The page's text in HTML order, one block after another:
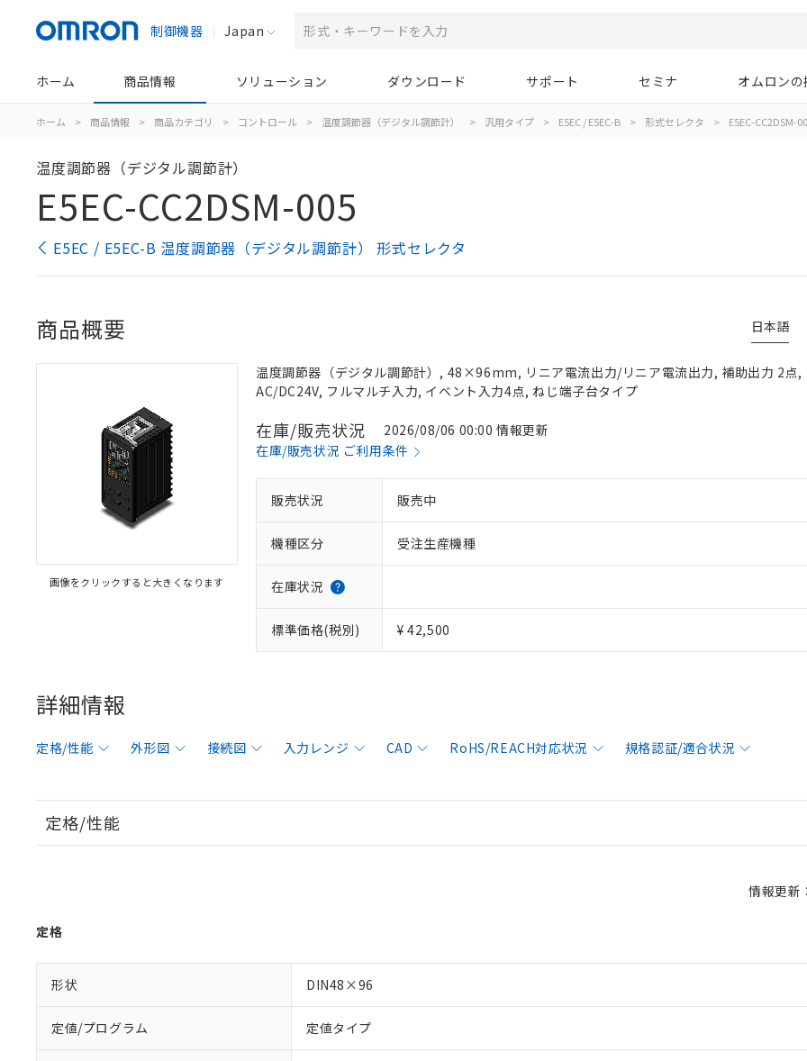
制御機器 Japan
ホーム 商品情報 ソリューション ダウンロード サポート セミナ オムロン
ホーム > 商品情報 > 商品カテゴリ > コントロール > 温度調節器（デジタル調節計） > 汎用タイプ > E5EC / E5EC-B > 形式セレクタ > E5EC-CC2DSM-
温度調節器（デジタル調節計）
E5EC-CC2DSM-005
E5EC / E5EC-B 温度調節器（デジタル調節計） 形式セレクタ
日本語
商品概要
画像をクリックすると大きくなります
温度調節器（デジタル調節計）, 48×96mm, リニア電流出力/リニア電流出力, 補助出力 2点,
AC/DC24V, フルマルチ入力, イベント入力4点, ねじ端子台タイプ
在庫/販売状況
2026/08/06 00:00 情報更新
在庫/販売状況 ご利用条件
販売状況 販売中
機種区分 受注生産機種
在庫状況
標準価格(税別) ¥ 42,500
詳細情報
定格/性能 外形図 接続図 入力レンジ CAD RoHS/REACH対応状況 規格認証/適合状況
定格/性能
情報更
定格
形状 DIN48×96
定値/プログラム 定値タイプ